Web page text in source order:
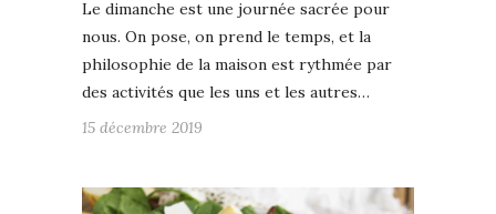
Le dimanche est une journée sacrée pour
nous. On pose, on prend le temps, et la
philosophie de la maison est rythmée par
des activités que les uns et les autres…
15 décembre 2019